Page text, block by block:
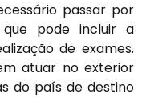
passar por
pode incluir a
de exames.
atuar no exterior
do país de destino